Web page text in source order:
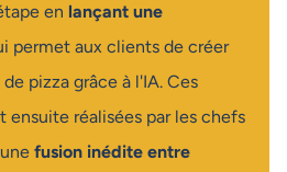
en lançant une
permet aux clients de créer
pizza grâce à l'IA. Ces
ensuite réalisées par les chefs
fusion inédite entre